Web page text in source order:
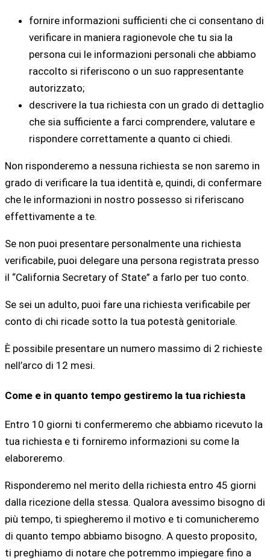
fornire informazioni sufficienti che ci consentano di
verificare in maniera ragionevole che tu sia la
persona cui le informazioni personali che abbiamo
raccolto si riferiscono o un suo rappresentante
autorizzato;
descrivere la tua richiesta con un grado di dettaglio
che sia sufficiente a farci comprendere, valutare e
rispondere correttamente a quanto ci chiedi.
Non risponderemo a nessuna richiesta se non saremo in
grado di verificare la tua identità e, quindi, di confermare
che le informazioni in nostro possesso si riferiscano
effettivamente a te.
Se non puoi presentare personalmente una richiesta
verificabile, puoi delegare una persona registrata presso
il “California Secretary of State” a farlo per tuo conto.
Se sei un adulto, puoi fare una richiesta verificabile per
conto di chi ricade sotto la tua potestà genitoriale.
È possibile presentare un numero massimo di 2 richieste
nell’arco di 12 mesi.
Come e in quanto tempo gestiremo la tua richiesta
Entro 10 giorni ti confermeremo che abbiamo ricevuto la
tua richiesta e ti forniremo informazioni su come la
elaboreremo.
Risponderemo nel merito della richiesta entro 45 giorni
dalla ricezione della stessa. Qualora avessimo bisogno di
più tempo, ti spiegheremo il motivo e ti comunicheremo
di quanto tempo abbiamo bisogno. A questo proposito,
ti preghiamo di notare che potremmo impiegare fino a